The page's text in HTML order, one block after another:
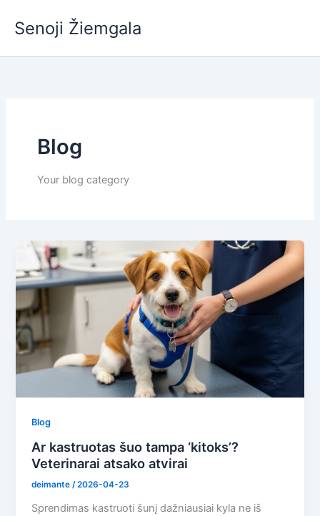
prieSenoji Žiemgala
Blog
Your blog category
Blog
Ar kastruotas šuo tampa ‘kitoks’?
Veterinarai atsako atvirai
deimante/2026-04-23
Sprendimas kastruoti šunį dažniausiai kyla ne iš